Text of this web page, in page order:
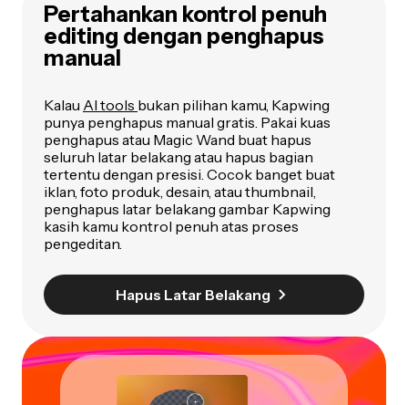
Pertahankan kontrol penuh
editing dengan penghapus
manual
Kalau AI tools bukan pilihan kamu, Kapwing
punya penghapus manual gratis. Pakai kuas
penghapus atau Magic Wand buat hapus
seluruh latar belakang atau hapus bagian
tertentu dengan presisi. Cocok banget buat
iklan, foto produk, desain, atau thumbnail,
penghapus latar belakang gambar Kapwing
kasih kamu kontrol penuh atas proses
pengeditan.
Hapus Latar Belakang